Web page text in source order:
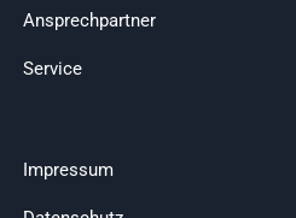
Ansprechpartner
Service
Impressum